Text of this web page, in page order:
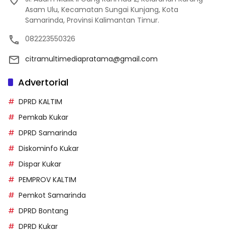
Asam Ulu, Kecamatan Sungai Kunjang, Kota
Samarinda, Provinsi Kalimantan Timur.
082223550326
citramultimediapratama@gmail.com
Advertorial
DPRD KALTIM
Pemkab Kukar
DPRD Samarinda
Diskominfo Kukar
Dispar Kukar
PEMPROV KALTIM
Pemkot Samarinda
DPRD Bontang
DPRD Kukar